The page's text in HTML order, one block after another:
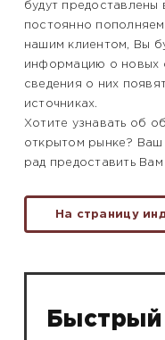
будут предоставлены
постоянно
нашим клиентом, Вы
информацию о новых
сведения о них
источниках.
Хотите узнавать об
открытом рынке?
рад предоставить
На страницу
Быстрый